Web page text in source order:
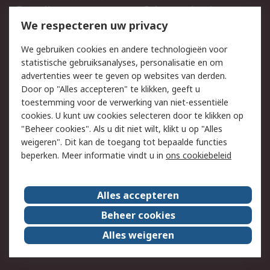
Bestellen
Inkoopoplossingen
Retouren
Technisch advies
Track & Trace
Wettelijk
Cookiebeleid
Email veiligheid
Privacybeleid -
Bijgewerkt
Websitevoorwaarden
Algemene
verkoopvoorwaarden
Over RS
RS Group
Over ons
RS wereldwijd
Werken bij RS
ESG
We respecteren uw privacy
We gebruiken cookies en andere technologieën voor
statistische gebruiksanalyses, personalisatie en om
advertenties weer te geven op websites van derden.
Door op "Alles accepteren" te klikken, geeft u
toestemming voor de verwerking van niet-essentiële
cookies. U kunt uw cookies selecteren door te klikken op
"Beheer cookies". Als u dit niet wilt, klikt u op "Alles
weigeren". Dit kan de toegang tot bepaalde functies
beperken. Meer informatie vindt u in ons cookiebeleid
Alles accepteren
Beheer cookies
Alles weigeren